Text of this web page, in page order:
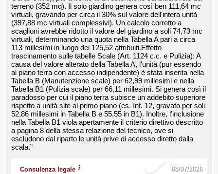
terreno (352 mq). Il solo giardino genera così ben 111,64 mc
virtuali, gravando per circa il 30% sul valore dell'intera unità
(397,88 mc virtuali complessivi). Un calcolo corretto a
scaglioni avrebbe ridotto il valore del giardino a soli 74,73 mc
virtuali, determinando una quota nella Tabella A pari a circa
113 millesimi in luogo dei 125,52 attribuiti.Effetto
trascinamento sulle tabelle Scale (Art. 1124 c.c. e Pulizia): A
causa del valore alterato della Tabella A, l'unità (pur essendo
al piano terra con accesso indipendente) è stata inserita nella
Tabella B (Manutenzione scale) per 62,99 millesimi e nella
Tabella B1 (Pulizia scale) per 66,11 millesimi. Si genera così il
paradosso per cui il piano terra subisce un addebito superiore
rispetto a unità site al primo piano (es. Int. 12, gravato per soli
52,86 millesimi in Tabella B e 55,55 in B1). Inoltre, l'inclusione
nella Tabella B1 viola apertamente il criterio direttivo descritto
a pagina 8 della stessa relazione del tecnico, ove si
escludono dal riparto le unità prive di accesso diretto dalla
scala.”
Consulenza legale i 08/07/2026